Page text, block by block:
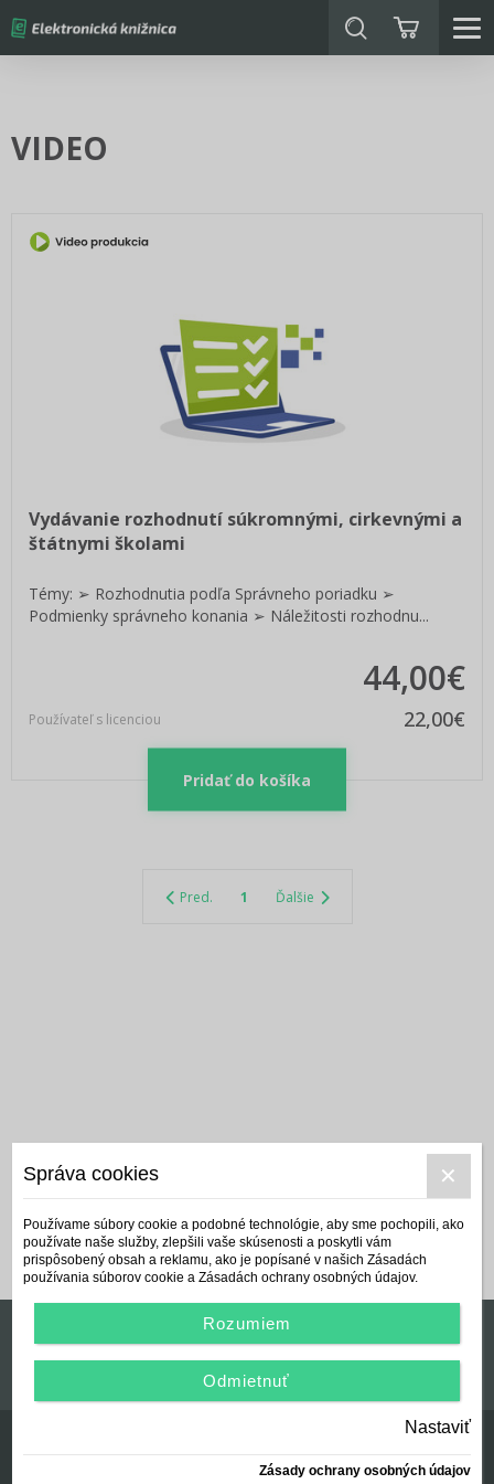
VIDEO
Vydávanie rozhodnutí súkromnými, cirkevnými a
štátnymi školami
Témy: ➢ Rozhodnutia podľa Správneho poriadku ➢
Podmienky správneho konania ➢ Náležitosti rozhodnu...
44,00€
Používateľ s licenciou 22,00€
Pridať do košíka
Pred. 1 Ďalšie
Správa cookies
Používame súbory cookie a podobné technológie, aby sme pochopili, ako
používate naše služby, zlepšili vaše skúsenosti a poskytli vám
prispôsobený obsah a reklamu, ako je popísané v našich Zásadách
používania súborov cookie a Zásadách ochrany osobných údajov.
Rozumiem
Odmietnuť
Nastaviť
Zásady ochrany osobných údajov